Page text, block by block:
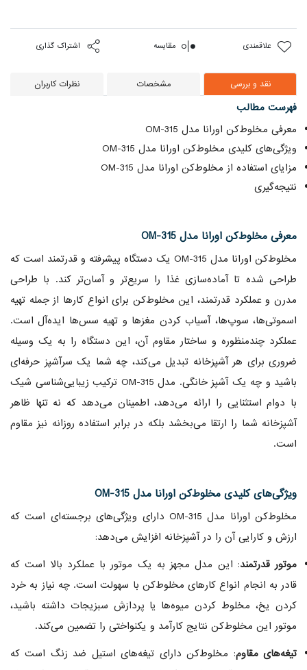
علاقمندی مقایسه اشتراک گذاری
نقد و بررسی مشخصات نظرات کاربران
فهرست مطالب
معرفی مخلوط‌کن اورانا مدل OM-315
ویژگی‌های کلیدی مخلوط‌کن اورانا مدل OM-315
مزایای استفاده از مخلوط‌کن اورانا مدل OM-315
نتیجه‌گیری
معرفی مخلوط‌کن اورانا مدل OM-315
مخلوط‌کن اورانا مدل OM-315 یک دستگاه پیشرفته و قدرتمند است که
طراحی شده تا آماده‌سازی غذا را سریع‌تر و آسان‌تر کند. با طراحی
مدرن و عملکرد قدرتمند، این مخلوط‌کن برای انواع کارها از جمله تهیه
اسموتی‌ها، سوپ‌ها، آسیاب کردن مغزها و تهیه سس‌ها ایده‌آل است.
عملکرد چندمنظوره و ساختار مقاوم آن، این دستگاه را به یک وسیله
ضروری برای هر آشپزخانه تبدیل می‌کند، چه شما یک سرآشپز حرفه‌ای
باشید و چه یک آشپز خانگی. مدل OM-315 ترکیب زیبایی‌شناسی شیک
با دوام استثنایی را ارائه می‌دهد، اطمینان می‌دهد که نه تنها ظاهر
آشپزخانه شما را ارتقا می‌بخشد بلکه در برابر استفاده روزانه نیز مقاوم
است.
ویژگی‌های کلیدی مخلوط‌کن اورانا مدل OM-315
مخلوط‌کن اورانا مدل OM-315 دارای ویژگی‌های برجسته‌ای است که
ارزش و کارایی آن را در آشپزخانه افزایش می‌دهد:
موتور قدرتمند: این مدل مجهز به یک موتور با عملکرد بالا است که
قادر به انجام انواع کارهای مخلوط‌کن با سهولت است. چه نیاز به خرد
کردن یخ، مخلوط کردن میوه‌ها یا پردازش سبزیجات داشته باشید،
موتور این مخلوط‌کن نتایج کارآمد و یکنواختی را تضمین می‌کند.
تیغه‌های مقاوم: مخلوط‌کن دارای تیغه‌های استیل ضد زنگ است که